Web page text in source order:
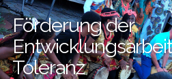
Förderung der
Toleranz